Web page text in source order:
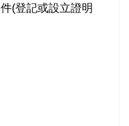
(登記或設立證明